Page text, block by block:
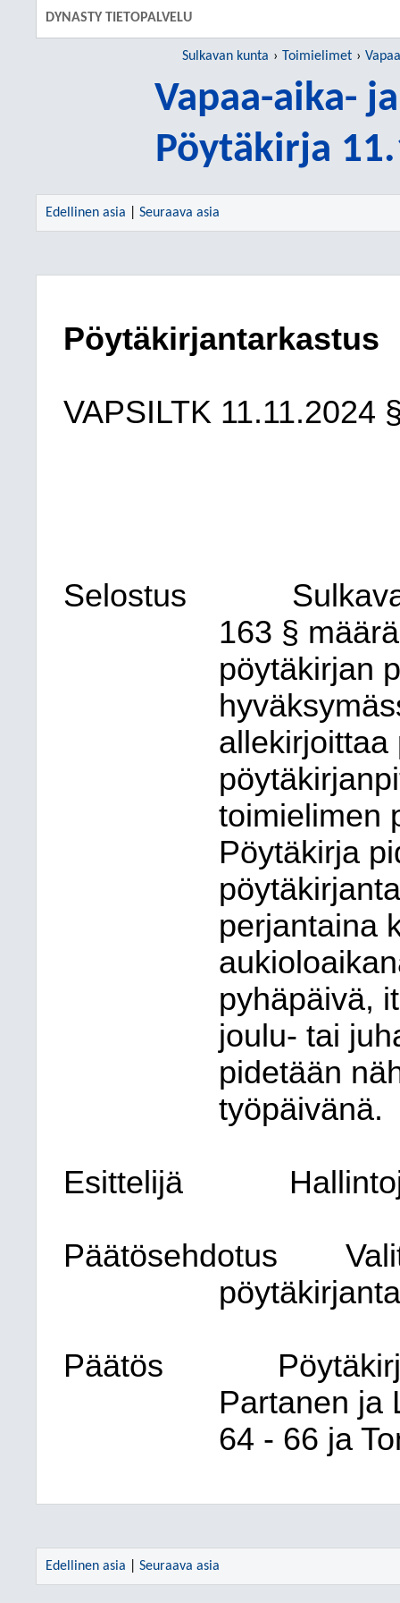
DYNASTY TIETOPALVELU
Sulkavan kunta Toimielimet
Vapaa-aika-
Pöytäkirja
Edellinen asia Seuraava asia
Pöytäkirjantarkastus
VAPSILTK 11.11.2024
Selostus
163 §
pöytäkirjan
allekirjoittaa
toimielimen
Pöytäkirja
perjantaina
pyhäpäivä,
joulu- tai
pidetään
työpäivänä.
Esittelijä
Päätösehdotus
Päätös
Partanen ja
64 - 66 ja
Edellinen asia Seuraava asia